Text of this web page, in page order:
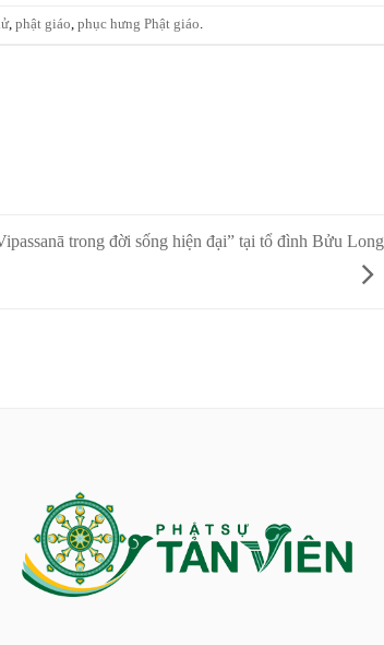
, phật giáo, phục hưng Phật giáo.
trong đời sống hiện đại” tại tổ đình Bửu Long